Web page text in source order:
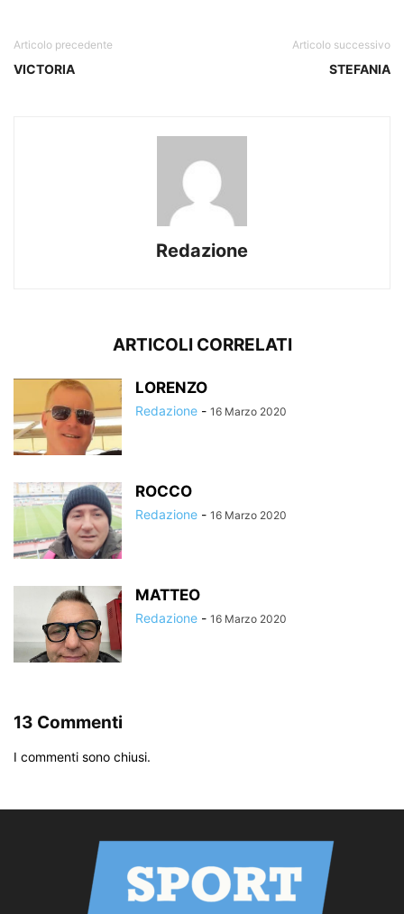
Articolo precedente
VICTORIA
Articolo successivo
STEFANIA
Redazione
ARTICOLI CORRELATI
LORENZO
Redazione - 16 Marzo 2020
ROCCO
Redazione - 16 Marzo 2020
MATTEO
Redazione - 16 Marzo 2020
13 Commenti
I commenti sono chiusi.